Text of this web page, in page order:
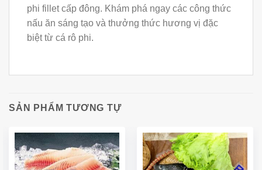
phi fillet cấp đông. Khám phá ngay các công thức
nấu ăn sáng tạo và thưởng thức hương vị đặc
biệt từ cá rô phi.
SẢN PHẨM TƯƠNG TỰ